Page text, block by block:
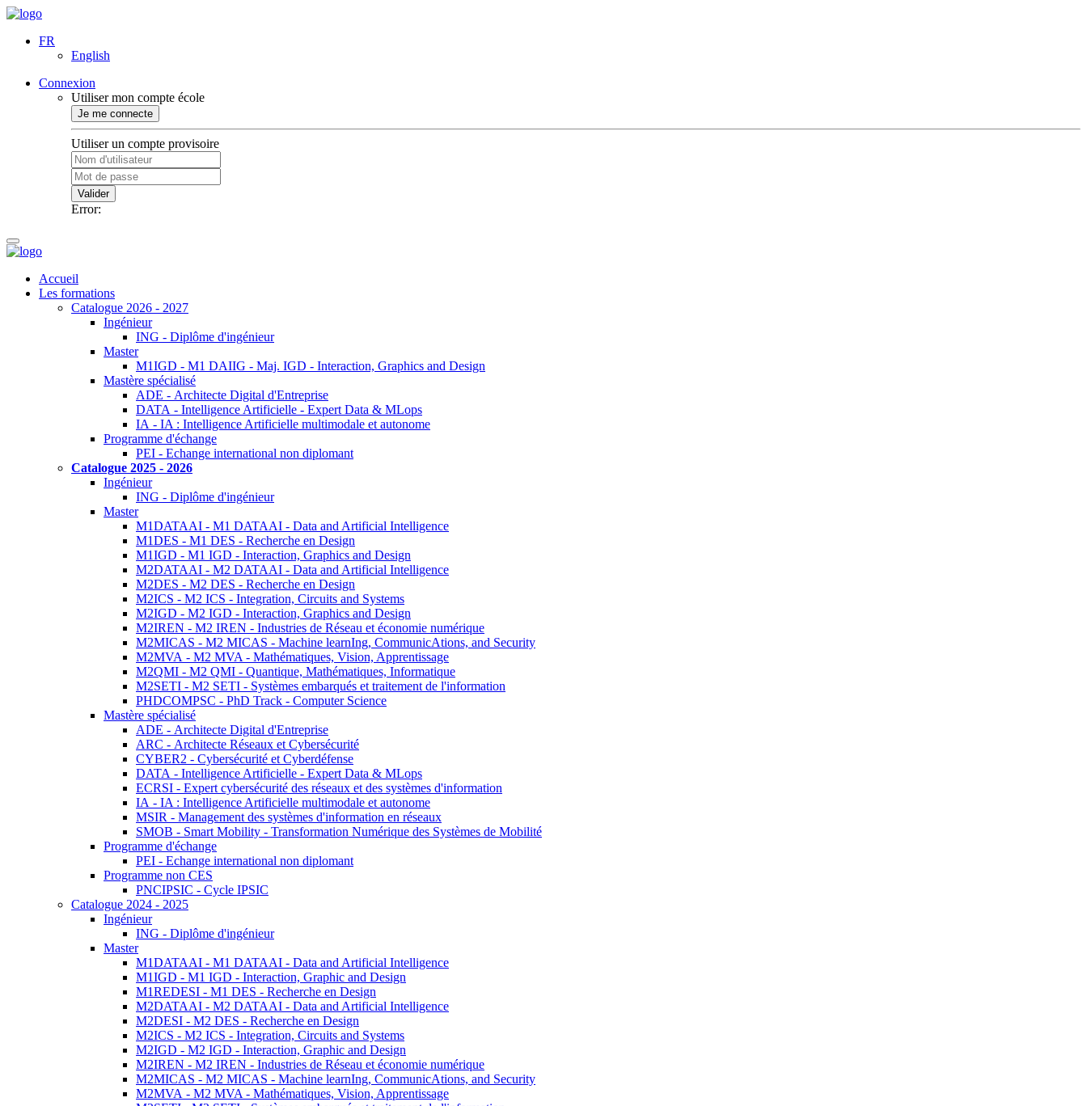
FR
English
Connexion
Utiliser mon compte école
Je me connecte
Utiliser un compte provisoire
Valider
Error:
Accueil
Les formations
Catalogue 2026 - 2027
Ingénieur
ING - Diplôme d'ingénieur
Master
M1IGD - M1 DAIIG - Maj. IGD - Interaction, Graphics and Design
Mastère spécialisé
ADE - Architecte Digital d'Entreprise
DATA - Intelligence Artificielle - Expert Data & MLops
IA - IA : Intelligence Artificielle multimodale et autonome
Programme d'échange
PEI - Echange international non diplomant
Catalogue 2025 - 2026
Ingénieur
ING - Diplôme d'ingénieur
Master
M1DATAAI - M1 DATAAI - Data and Artificial Intelligence
M1DES - M1 DES - Recherche en Design
M1IGD - M1 IGD - Interaction, Graphics and Design
M2DATAAI - M2 DATAAI - Data and Artificial Intelligence
M2DES - M2 DES - Recherche en Design
M2ICS - M2 ICS - Integration, Circuits and Systems
M2IGD - M2 IGD - Interaction, Graphics and Design
M2IREN - M2 IREN - Industries de Réseau et économie numérique
M2MICAS - M2 MICAS - Machine learnIng, CommunicAtions, and Security
M2MVA - M2 MVA - Mathématiques, Vision, Apprentissage
M2QMI - M2 QMI - Quantique, Mathématiques, Informatique
M2SETI - M2 SETI - Systèmes embarqués et traitement de l'information
PHDCOMPSC - PhD Track - Computer Science
Mastère spécialisé
ADE - Architecte Digital d'Entreprise
ARC - Architecte Réseaux et Cybersécurité
CYBER2 - Cybersécurité et Cyberdéfense
DATA - Intelligence Artificielle - Expert Data & MLops
ECRSI - Expert cybersécurité des réseaux et des systèmes d'information
IA - IA : Intelligence Artificielle multimodale et autonome
MSIR - Management des systèmes d'information en réseaux
SMOB - Smart Mobility - Transformation Numérique des Systèmes de Mobilité
Programme d'échange
PEI - Echange international non diplomant
Programme non CES
PNCIPSIC - Cycle IPSIC
Catalogue 2024 - 2025
Ingénieur
ING - Diplôme d'ingénieur
Master
M1DATAAI - M1 DATAAI - Data and Artificial Intelligence
M1IGD - M1 IGD - Interaction, Graphic and Design
M1REDESI - M1 DES - Recherche en Design
M2DATAAI - M2 DATAAI - Data and Artificial Intelligence
M2DESI - M2 DES - Recherche en Design
M2ICS - M2 ICS - Integration, Circuits and Systems
M2IGD - M2 IGD - Interaction, Graphic and Design
M2IREN - M2 IREN - Industries de Réseau et économie numérique
M2MICAS - M2 MICAS - Machine learnIng, CommunicAtions, and Security
M2MVA - M2 MVA - Mathématiques, Vision, Apprentissage